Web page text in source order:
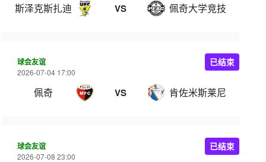
斯泽克斯扎迪 VS 佩奇大学竞技
球会友谊
2026-07-04 17:00
佩奇 VS 肯佐米斯莱尼
已结束
球会友谊
2026-07-08 23:00
已结束